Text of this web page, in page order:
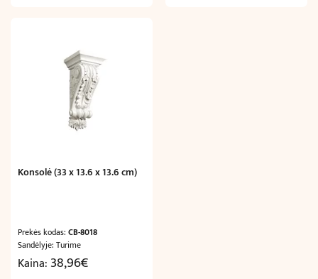
Konsolė (33 x 13.6 x 13.6 cm)
Prekės kodas: CB-8018
Sandėlyje: Turime
Kaina: 38,96€